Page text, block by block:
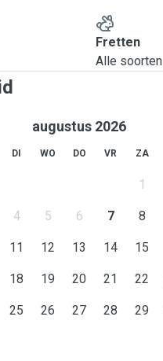
Fretten
Alle soorten
augustus 2026
DI WO DO VR ZA
1
4 5 6 7 8
11 12 13 14 15
18 19 20 21 22
25 26 27 28 29